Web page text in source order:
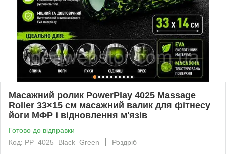
Масажний ролик PowerPlay 4025 Massage
Roller 33×15 см масажний валик для фітнесу
йоги МФР і відновлення м'язів
Готово до відправки
Код: PP_4025_Black_Green
Роздріб